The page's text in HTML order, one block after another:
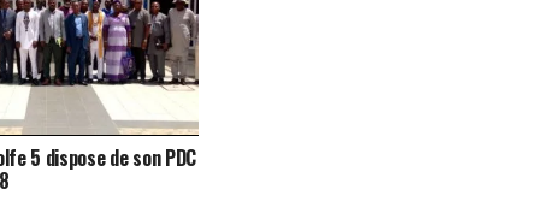
5 dispose de son PDC